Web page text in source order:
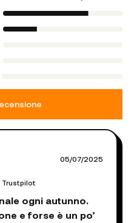
05/07/2025
Trustpilot
ogni autunno.
e forse è un po’